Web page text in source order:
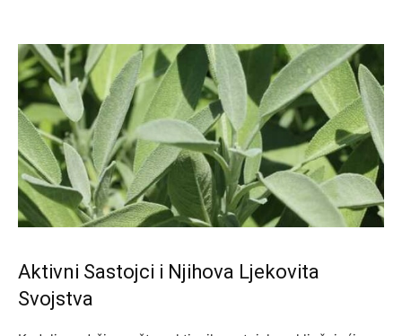
Aktivni Sastojci i Njihova Ljekovita
Svojstva